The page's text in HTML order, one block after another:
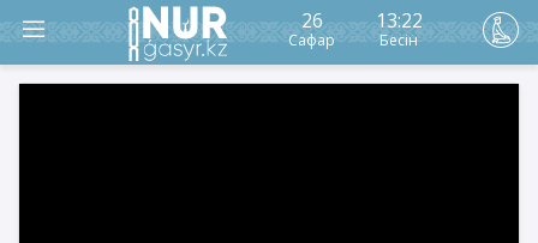
26
Сафар
13:22
Бесін